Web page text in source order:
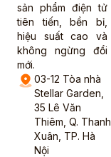
sản phẩm điện tử
tiên tiến, bền bỉ,
hiệu suất cao và
không ngừng đổi
mới.
03-12 Tòa nhà
Stellar Garden,
35 Lê Văn
Thiêm, Q. Thanh
Xuân, TP. Hà
Nội